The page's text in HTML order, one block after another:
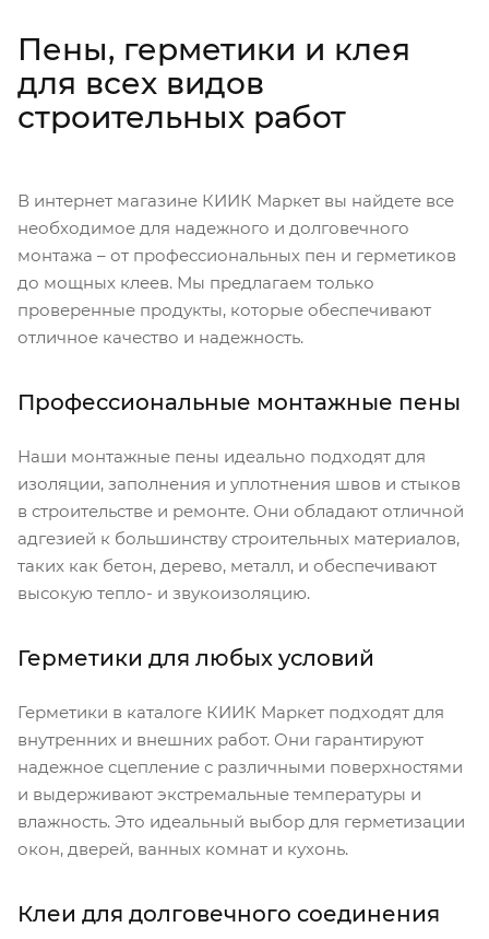
Пены, герметики и клея
для всех видов
строительных работ
В интернет магазине КИИК Маркет вы найдете все
необходимое для надежного и долговечного
монтажа – от профессиональных пен и герметиков
до мощных клеев. Мы предлагаем только
проверенные продукты, которые обеспечивают
отличное качество и надежность.
Профессиональные монтажные пены
Наши монтажные пены идеально подходят для
изоляции, заполнения и уплотнения швов и стыков
в строительстве и ремонте. Они обладают отличной
адгезией к большинству строительных материалов,
таких как бетон, дерево, металл, и обеспечивают
высокую тепло- и звукоизоляцию.
Герметики для любых условий
Герметики в каталоге КИИК Маркет подходят для
внутренних и внешних работ. Они гарантируют
надежное сцепление с различными поверхностями
и выдерживают экстремальные температуры и
влажность. Это идеальный выбор для герметизации
окон, дверей, ванных комнат и кухонь.
Клеи для долговечного соединения